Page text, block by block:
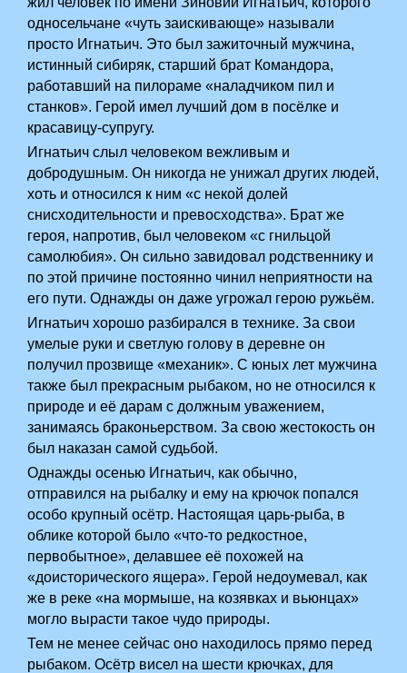
односельчане «чуть заискивающе» называли
просто Игнатьич. Это был зажиточный мужчина,
истинный сибиряк, старший брат Командора,
работавший на пилораме «наладчиком пил и
станков». Герой имел лучший дом в посёлке и
красавицу-супругу.
Игнатьич слыл человеком вежливым и
добродушным. Он никогда не унижал других людей,
хоть и относился к ним «с некой долей
снисходительности и превосходства». Брат же
героя, напротив, был человеком «с гнильцой
самолюбия». Он сильно завидовал родственнику и
по этой причине постоянно чинил неприятности на
его пути. Однажды он даже угрожал герою ружьём.
Игнатьич хорошо разбирался в технике. За свои
умелые руки и светлую голову в деревне он
получил прозвище «механик». С юных лет мужчина
также был прекрасным рыбаком, но не относился к
природе и её дарам с должным уважением,
занимаясь браконьерством. За свою жестокость он
был наказан самой судьбой.
Однажды осенью Игнатьич, как обычно,
отправился на рыбалку и ему на крючок попался
особо крупный осётр. Настоящая царь-рыба, в
облике которой было «что-то редкостное,
первобытное», делавшее её похожей на
«доисторического ящера». Герой недоумевал, как
же в реке «на мормыше, на козявках и вьюнцах»
могло вырасти такое чудо природы.
Тем не менее сейчас оно находилось прямо перед
рыбаком. Осётр висел на шести крючках, для